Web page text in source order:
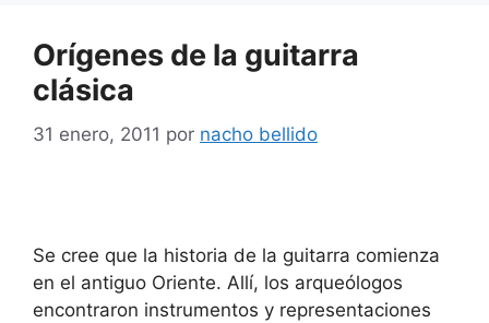
Orígenes de la guitarra
clásica
31 enero, 2011 por nacho bellido
Se cree que la historia de la guitarra comienza
en el antiguo Oriente. Allí, los arqueólogos
encontraron instrumentos y representaciones